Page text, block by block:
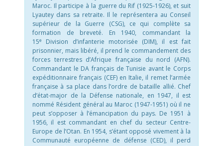
Maroc. Il participe à la guerre du Rif (1925-1926), et suit
Lyautey dans sa retraite. Il le représentera au Conseil
supérieur de la Guerre (CSG), ce qui complète sa
formation de breveté. En 1940, commandant la
15e
Division d’infanterie motorisée (DIM), il est fait
prisonnier, mais libéré, il prend le commandement des
forces terrestres d’Afrique française du nord (AFN).
Commandant le DA français de Tunisie avant le Corps
expéditionnaire français (CEF) en Italie, il remet l’armée
française à sa place dans l’ordre de bataille allié. Chef
d’état-major de la Défense nationale, en 1947, il est
nommé Résident général au Maroc (1947-1951) où il ne
peut s’opposer à l’émancipation du pays. De 1951 à
1956, il est commandant en chef du secteur Centre-
Europe de l’Otan. En 1954, s’étant opposé vivement à la
Communauté européenne de défense (CED), il perd